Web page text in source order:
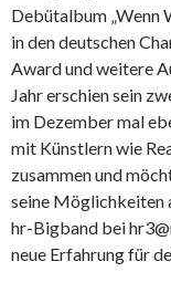
Debütalbum „Wenn
in den deutschen
Award und weitere
Jahr erschien sein
im Dezember mal
mit Künstlern wie
zusammen und
seine Möglichkeiten
hr-Bigband bei
neue Erfahrung für